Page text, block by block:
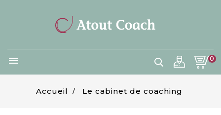
 0
Accueil Le cabinet de coaching